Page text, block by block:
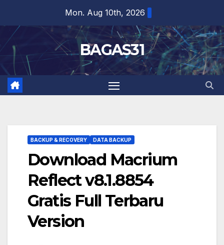
content
Mon. Aug 10th, 2026
BAGAS31
BACKUP & RECOVERY DATA BACKUP
Download Macrium
Reflect v8.1.8854
Gratis Full Terbaru
Version